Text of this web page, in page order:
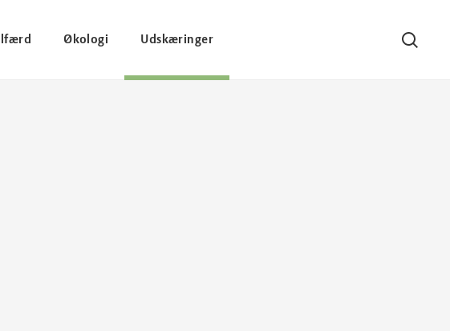
Økologi Udskæringer
Søg